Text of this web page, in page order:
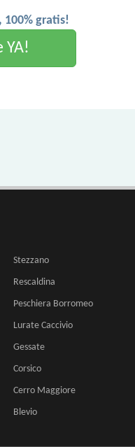
100% gratis!
YA!
Stezzano
Rescaldina
Peschiera Borromeo
Lurate Caccivio
Gessate
Corsico
Cerro Maggiore
Blevio